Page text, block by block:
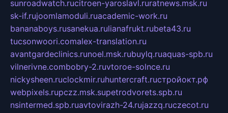
sunroadwatch.rucitroen-yaroslavl.ruratnews.msk.ru
sk-if.rujoomlamoduli.ruacademic-work.ru
bananaboys.rusanekua.rulianafrukt.rubeta43.ru
tucsonwoori.comalex-translation.ru
avantgardeclinics.runoel.msk.rubuylq.ruaquas-spb.ru
vilnerivne.combobry-2.ruvtoroe-solnce.ru
nickysheen.ruclockmir.ruhuntercraft.ruстройокт.рф
webpixels.rupczz.msk.supetrodvorets.spb.ru
nsintermed.spb.ruavtovirazh-24.rujazzq.ruczecot.ru